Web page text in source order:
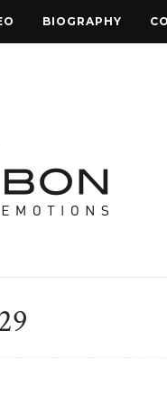
BIOGRAPHY